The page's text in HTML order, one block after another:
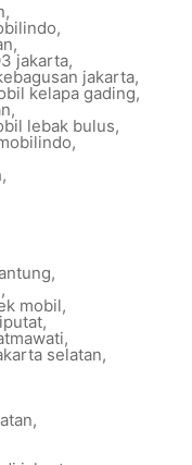
,
,
,
jakarta,
jakarta,
kelapa gading,
,
lebak bulus,
,
,
,
,
mobil,
,
,
selatan,
,